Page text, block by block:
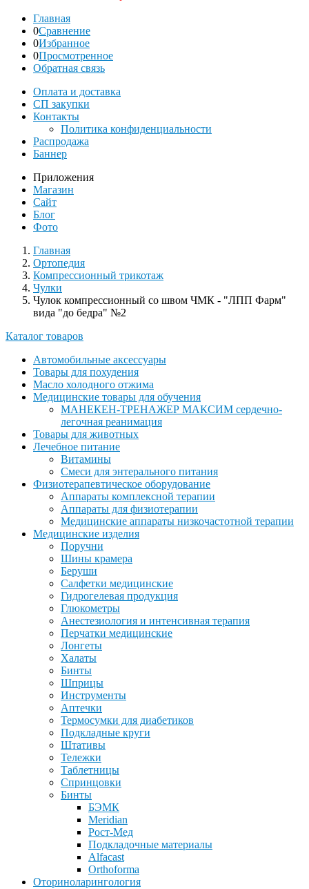
Главная
0Сравнение
0Избранное
0Просмотренное
Обратная связь
Оплата и доставка
СП закупки
Контакты
Политика конфиденциальности
Распродажа
Баннер
Приложения
Магазин
Сайт
Блог
Фото
Главная
Ортопедия
Компрессионный трикотаж
Чулки
Чулок компрессионный со швом ЧМК - "ЛПП Фарм"
вида "до бедра" №2
Каталог товаров
Автомобильные аксессуары
Товары для похудения
Масло холодного отжима
Медицинские товары для обучения
МАНЕКЕН-ТРЕНАЖЕР МАКСИМ сердечно-
легочная реанимация
Товары для животных
Лечебное питание
Витамины
Смеси для энтерального питания
Физиотерапевтическое оборудование
Аппараты комплексной терапии
Аппараты для физиотерапии
Медицинские аппараты низкочастотной терапии
Медицинские изделия
Поручни
Шины крамера
Беруши
Салфетки медицинские
Гидрогелевая продукция
Глюкометры
Анестезиология и интенсивная терапия
Перчатки медицинские
Лонгеты
Халаты
Бинты
Шприцы
Инструменты
Аптечки
Термосумки для диабетиков
Подкладные круги
Штативы
Тележки
Таблетницы
Спринцовки
Бинты
БЭМК
Meridian
Рост-Мед
Подкладочные материалы
Alfacast
Orthoforma
Оториноларингология